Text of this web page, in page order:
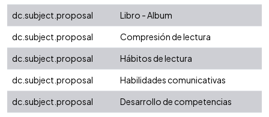
dc.subject.proposal
Libro - Album
dc.subject.proposal
Compresión de lectura
dc.subject.proposal
Hábitos de lectura
dc.subject.proposal
Habilidades comunicativas
dc.subject.proposal
Desarrollo de competencias